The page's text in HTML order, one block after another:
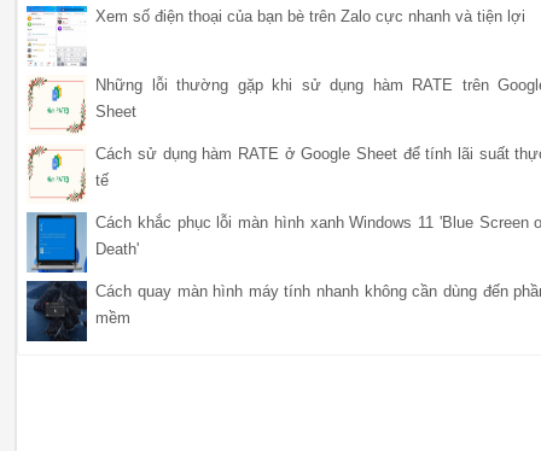
Xem số điện thoại của bạn bè trên Zalo cực nhanh và tiện lợi
Những lỗi thường gặp khi sử dụng hàm RATE trên
Sheet
Cách sử dụng hàm RATE ở Google Sheet để tính lãi suất
tế
Cách khắc phục lỗi màn hình xanh Windows 11 'Blue Screen
Death'
Cách quay màn hình máy tính nhanh không cần dùng đến
mềm